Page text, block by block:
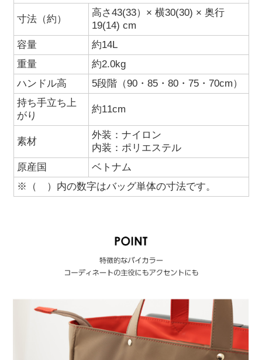
寸法（約）
高さ43(33）× 横30(30) × 奥行
19(14) cm
容量
約14L
重量
約2.0kg
ハンドル高
5段階（90・85・80・75・70cm）
持ち手立ち上
がり
約11cm
素材
外装：ナイロン
内装：ポリエステル
原産国
ベトナム
※（ ）内の数字はバッグ単体の寸法です。